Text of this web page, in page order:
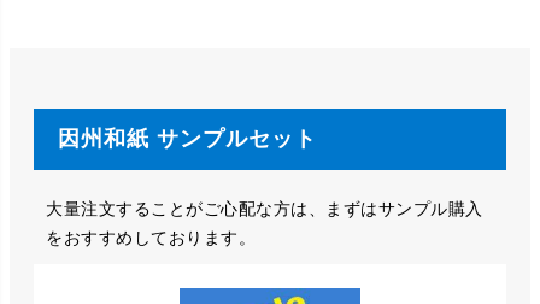
因州和紙 サンプルセット
大量注文することがご心配な方は、まずはサンプル購入
をおすすめしております。